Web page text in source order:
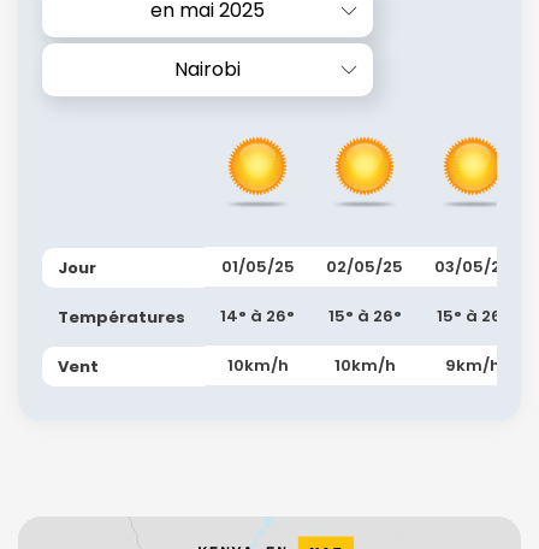
en mai 2025
Nairobi
Jour
Températures
Vent
01/05/25
14° à 26°
10km/h
02/05/25
15° à 26°
10km/h
03/05/25
15° à 26°
9km/h